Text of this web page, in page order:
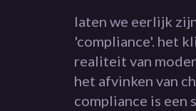
laten we eerlijk
'compliance'. het
realiteit van
het afvinken van
compliance is een